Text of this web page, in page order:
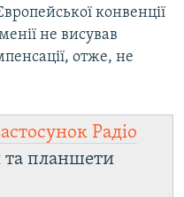
конвенції
не висував
отже, не
Радіо
планшети